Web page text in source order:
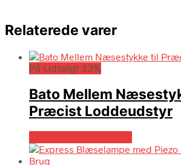
Relaterede varer
På Udsalg! 33%
Bato Mellem
Præcist Loddeudstyr